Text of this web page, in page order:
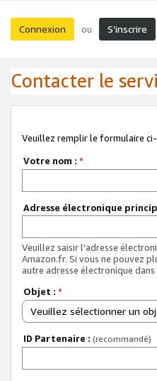
Connexion ou S’inscrire
Contacter le
Veuillez remplir le formulaire ci-
Votre nom : *
Adresse électronique
Veuillez saisir l'adresse
Amazon.fr. Si vous ne pouvez
autre adresse électronique
Objet : *
Veuillez sélectionner un
ID Partenaire : (recommandé)